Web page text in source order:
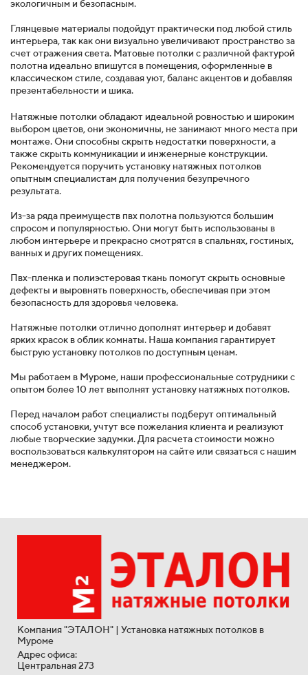
экологичным и безопасным.
Глянцевые материалы подойдут практически под любой стиль
интерьера, так как они визуально увеличивают пространство за
счет отражения света. Матовые потолки с различной фактурой
полотна идеально впишутся в помещения, оформленные в
классическом стиле, создавая уют, баланс акцентов и добавляя
презентабельности и шика.
Натяжные потолки обладают идеальной ровностью и широким
выбором цветов, они экономичны, не занимают много места при
монтаже. Они способны скрыть недостатки поверхности, а
также скрыть коммуникации и инженерные конструкции.
Рекомендуется поручить установку натяжных потолков
опытным специалистам для получения безупречного
результата.
Из-за ряда преимуществ пвх полотна пользуются большим
спросом и популярностью. Они могут быть использованы в
любом интерьере и прекрасно смотрятся в спальнях, гостиных,
ванных и других помещениях.
Пвх-пленка и полиэстеровая ткань помогут скрыть основные
дефекты и выровнять поверхность, обеспечивая при этом
безопасность для здоровья человека.
Натяжные потолки отлично дополнят интерьер и добавят
ярких красок в облик комнаты. Наша компания гарантирует
быструю установку потолков по доступным ценам.
Мы работаем в Муроме, наши профессиональные сотрудники с
опытом более 10 лет выполнят установку натяжных потолков.
Перед началом работ специалисты подберут оптимальный
способ установки, учтут все пожелания клиента и реализуют
любые творческие задумки. Для расчета стоимости можно
воспользоваться калькулятором на сайте или связаться с нашим
менеджером.
Компания "ЭТАЛОН" | Установка натяжных потолков в
Муроме
Адрес офиса:
Центральная 273